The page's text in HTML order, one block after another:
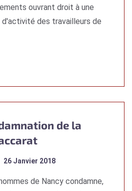
ouvrant droit à une
des travailleurs de
de la
26 Janvier 2018
de Nancy condamne,